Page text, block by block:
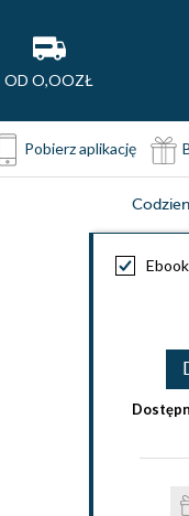
OD O,OOZŁ
Pobierz aplikację
Ebook